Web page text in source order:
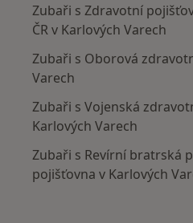
Zubaři s Zdravotní
ČR v Karlových Varech
Zubaři s Oborová
Varech
Zubaři s Vojenská
Karlových Varech
Zubaři s Revírní bratrská
pojišťovna v Karlových